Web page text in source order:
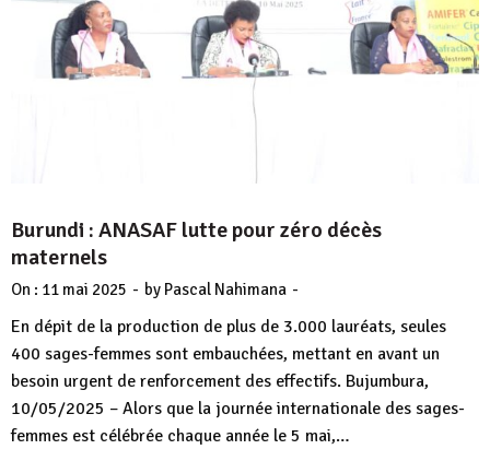
Burundi : ANASAF lutte pour zéro décès
maternels
On : 11 mai 2025 - by Pascal Nahimana -
En dépit de la production de plus de 3.000 lauréats, seules
400 sages-femmes sont embauchées, mettant en avant un
besoin urgent de renforcement des effectifs. Bujumbura,
10/05/2025 – Alors que la journée internationale des sages-
femmes est célébrée chaque année le 5 mai,…